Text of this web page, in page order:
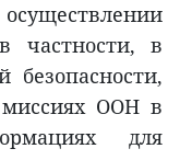
частности, в
безопасности,
миссиях ООН в
для